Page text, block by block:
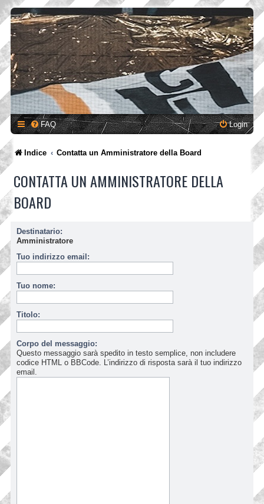
FAQ Login
Indice Contatta un Amministratore della Board
CONTATTA UN AMMINISTRATORE DELLA
BOARD
Destinatario:
Amministratore
Tuo indirizzo email:
Tuo nome:
Titolo:
Corpo del messaggio:
Questo messaggio sarà spedito in testo semplice, non includere
codice HTML o BBCode. L’indirizzo di risposta sarà il tuo indirizzo
email.